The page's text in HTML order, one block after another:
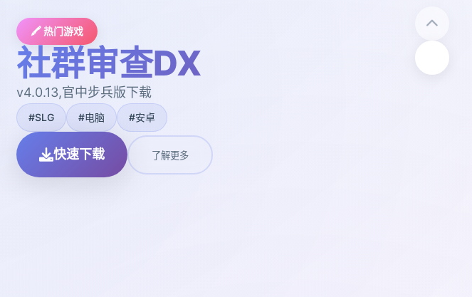
🖍️ 热门游戏
社群审查DX
v4.0.13,官中步兵版下载
#SLG #电脑 #安卓
快速下载 了解更多